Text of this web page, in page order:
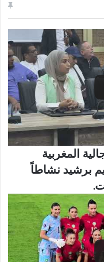
المغربية
برشيد نشاطاً